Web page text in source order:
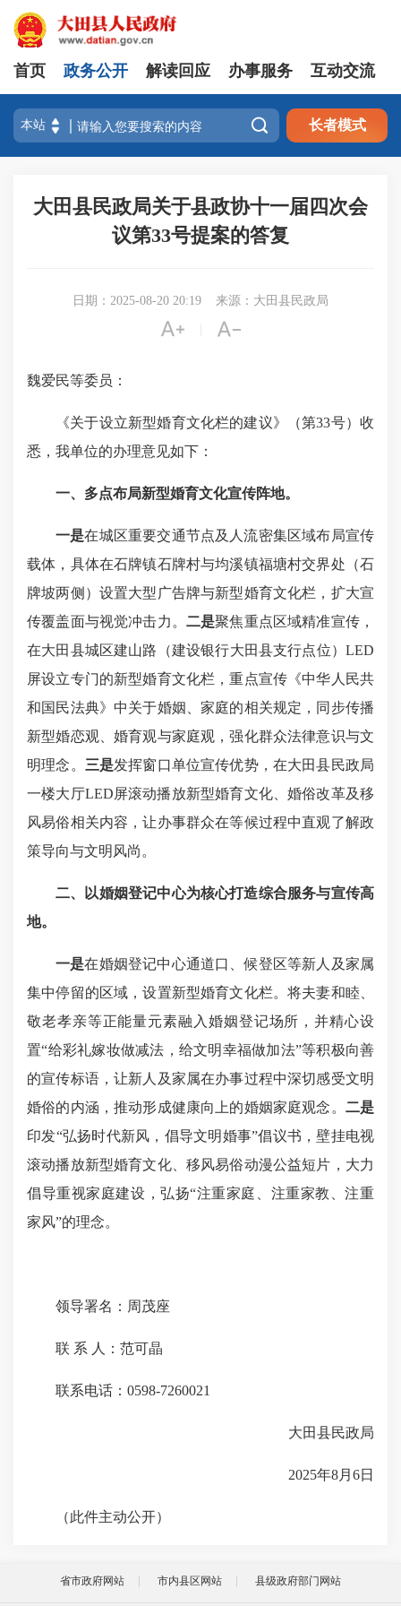
首页 政务公开 解读回应 办事服务 互动交流
 长者模式
大田县民政局关于县政协十一届四次会
议第33号提案的答复
日期：2025-08-20 20:19 来源：大田县民政局
 
魏爱民等委员：
《关于设立新型婚育文化栏的建议》（第33号）收
悉，我单位的办理意见如下：
一、多点布局新型婚育文化宣传阵地。
一是在城区重要交通节点及人流密集区域布局宣传
载体，具体在石牌镇石牌村与均溪镇福塘村交界处（石
牌坡两侧）设置大型广告牌与新型婚育文化栏，扩大宣
传覆盖面与视觉冲击力。 二是聚焦重点区域精准宣传，
在大田县城区建山路（建设银行大田县支行点位）LED
屏设立专门的新型婚育文化栏，重点宣传《中华人民共
和国民法典》中关于婚姻、家庭的相关规定，同步传播
新型婚恋观、婚育观与家庭观，强化群众法律意识与文
明理念。 三是发挥窗口单位宣传优势，在大田县民政局
一楼大厅LED屏滚动播放新型婚育文化、婚俗改革及移
风易俗相关内容，让办事群众在等候过程中直观了解政
策导向与文明风尚。
二、以婚姻登记中心为核心打造综合服务与宣传高
地。
一是在婚姻登记中心通道口、候登区等新人及家属
集中停留的区域，设置新型婚育文化栏。将夫妻和睦、
敬老孝亲等正能量元素融入婚姻登记场所，并精心设
置“给彩礼嫁妆做减法，给文明幸福做加法”等积极向善
的宣传标语，让新人及家属在办事过程中深切感受文明
婚俗的内涵，推动形成健康向上的婚姻家庭观念。 二是
印发“弘扬时代新风，倡导文明婚事”倡议书，壁挂电视
滚动播放新型婚育文化、移风易俗动漫公益短片，大力
倡导重视家庭建设，弘扬“注重家庭、注重家教、注重
家风”的理念。
领导署名：周茂座
联 系 人：范可晶
联系电话：0598-7260021
大田县民政局
2025年8月6日
（此件主动公开）
省市政府网站 市内县区网站 县级政府部门网站